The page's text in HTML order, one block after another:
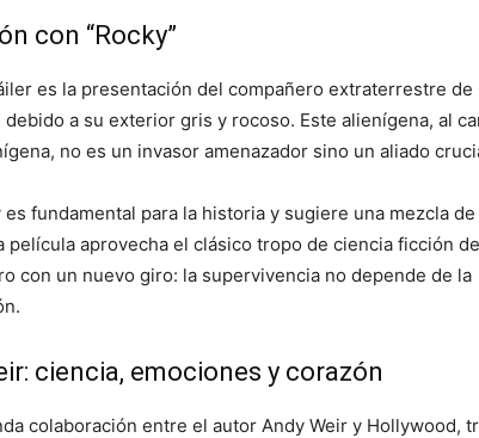
con “Rocky”
es la presentación del compañero extraterrestre de
debido a su exterior gris y rocoso. Este alienígena, al
no es un invasor amenazador sino un aliado
fundamental para la historia y sugiere una mezcla de
película aprovecha el clásico tropo de ciencia ficción
con un nuevo giro: la supervivencia no depende de la
ciencia, emociones y corazón
colaboración entre el autor Andy Weir y Hollywood,